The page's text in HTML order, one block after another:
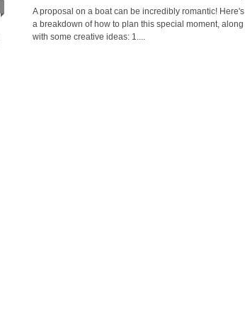
A proposal on a boat can be incredibly romantic! Here's
a breakdown of how to plan this special moment, along
with some creative ideas: 1....